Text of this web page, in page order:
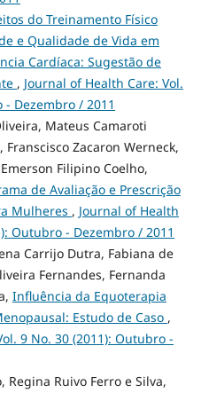
do Treinamento Físico
e Qualidade de Vida em
Cardíaca: Sugestão de
, Journal of Health Care: Vol.
Dezembro / 2011
Mateus Camaroti
Franscisco Zacaron Werneck,
Filipino Coelho,
de Avaliação e Prescrição
Mulheres , Journal of Health
Outubro - Dezembro / 2011
Carrijo Dutra, Fabiana de
Fernandes, Fernanda
Influência da Equoterapia
Estudo de Caso ,
9 No. 30 (2011): Outubro -
Regina Ruivo Ferro e Silva,